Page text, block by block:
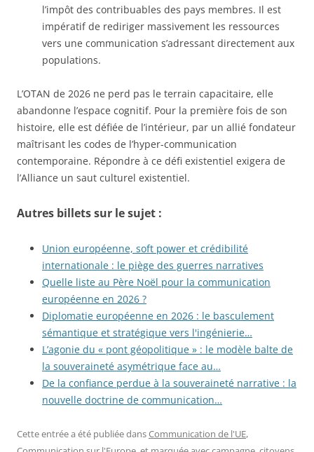
l’impôt des contribuables des pays membres. Il est
impératif de rediriger massivement les ressources
vers une communication s’adressant directement aux
populations.
L’OTAN de 2026 ne perd pas le terrain capacitaire, elle
abandonne l’espace cognitif. Pour la première fois de son
histoire, elle est défiée de l’intérieur, par un allié fondateur
maîtrisant les codes de l’hyper-communication
contemporaine. Répondre à ce défi existentiel exigera de
l’Alliance un saut culturel existentiel.
Autres billets sur le sujet :
Union européenne, soft power et crédibilité
internationale : le piège des guerres narratives
Quelle liste au Père Noël pour la communication
européenne en 2026 ?
Diplomatie européenne en 2026 : le basculement
sémantique et stratégique vers l'ingénierie…
L’agonie du « pont géopolitique » : le modèle balte de
la souveraineté asymétrique face au…
De la confiance perdue à la souveraineté narrative : la
nouvelle doctrine de communication…
Cette entrée a été publiée dansCommunication de l'UE,